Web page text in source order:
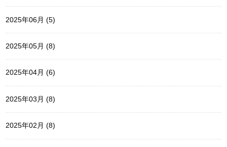
2025年06月 (5)
2025年05月 (8)
2025年04月 (6)
2025年03月 (8)
2025年02月 (8)